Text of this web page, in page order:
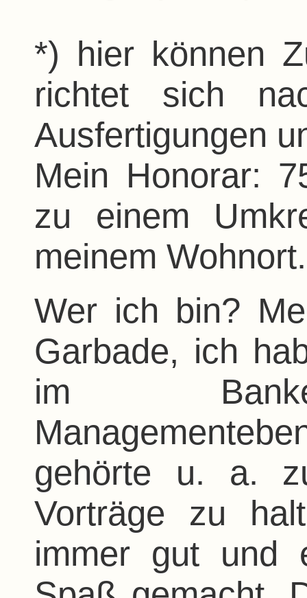
*) hier können
richtet sich
Ausfertigungen
Mein Honorar:
zu einem
meinem Wohnort.
Wer ich bin?
Garbade, ich
im
gehörte u. a.
Vorträge zu
immer gut und